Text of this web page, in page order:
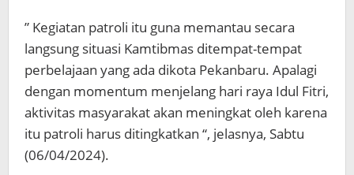
” Kegiatan patroli itu guna memantau secara
langsung situasi Kamtibmas ditempat-tempat
perbelajaan yang ada dikota Pekanbaru. Apalagi
dengan momentum menjelang hari raya Idul Fitri,
aktivitas masyarakat akan meningkat oleh karena
itu patroli harus ditingkatkan “, jelasnya, Sabtu
(06/04/2024).